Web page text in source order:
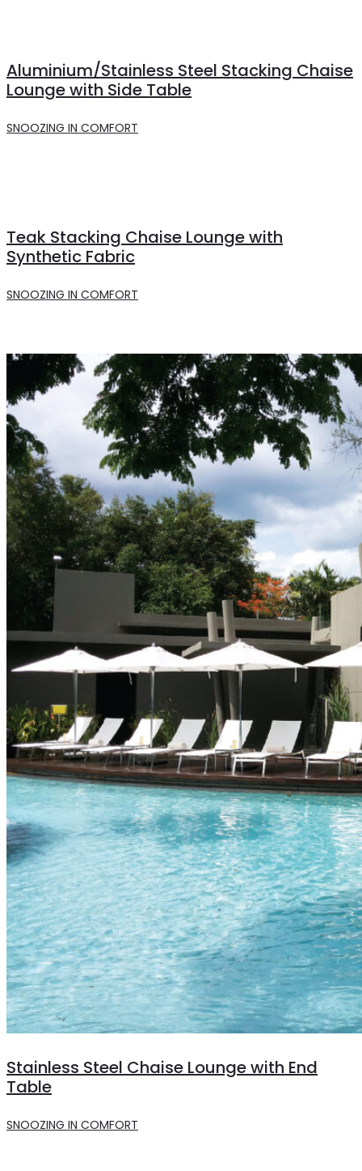
Aluminium/Stainless Steel Stacking Chaise
Lounge with Side Table
SNOOZING IN COMFORT
Teak Stacking Chaise Lounge with
Synthetic Fabric
SNOOZING IN COMFORT
Stainless Steel Chaise Lounge with End
Table
SNOOZING IN COMFORT